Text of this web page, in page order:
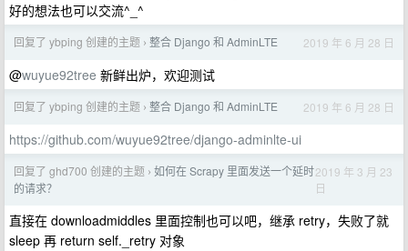
好的想法也可以交流^_^
回复了 ybping 创建的主题 › 整合 Django 和 AdminLTE 2019 年 6 月 28 日
@wuyue92tree 新鲜出炉，欢迎测试
回复了 ybping 创建的主题 › 整合 Django 和 AdminLTE 2019 年 6 月 28 日
https://github.com/wuyue92tree/django-adminlte-ui
回复了 ghd700 创建的主题 › 如何在 Scrapy 里面发送一个延时
的请求？
2019 年 3 月 23
日
直接在 downloadmiddles 里面控制也可以吧，继承 retry，失败了就
sleep 再 return self._retry 对象